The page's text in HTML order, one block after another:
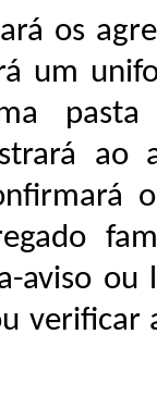
os
um
ao
aviso
verificar